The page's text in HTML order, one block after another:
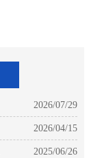
2026/07/29
2026/04/15
2025/06/26